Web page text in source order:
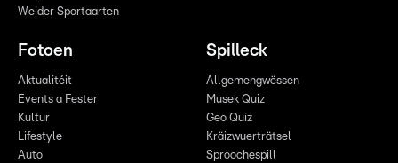
Weider Sportaarten
Fotoen
Aktualitéit
Events a Fester
Kultur
Lifestyle
Auto
Spilleck
Allgemengwëssen
Musek Quiz
Geo Quiz
Kräizwuerträtsel
Sproochespill